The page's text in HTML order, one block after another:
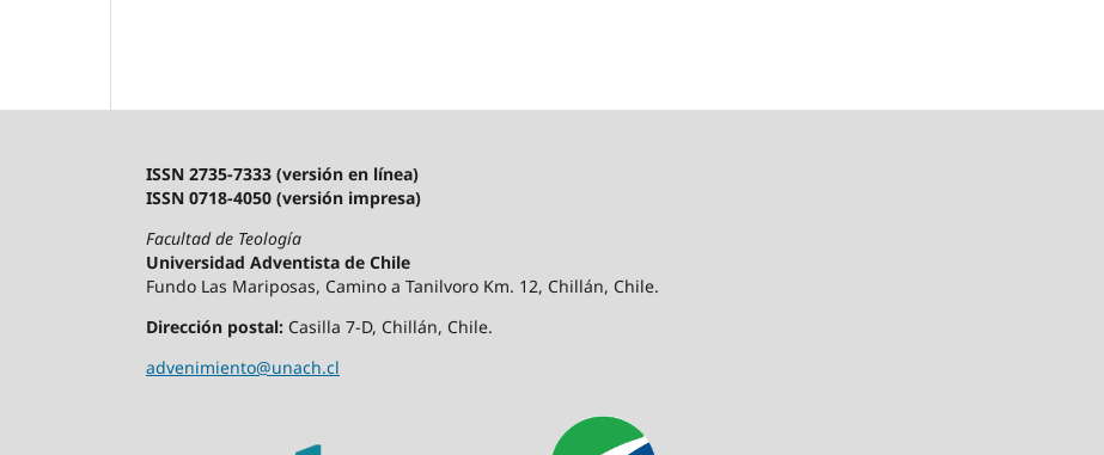
ISSN 2735-7333 (versión en línea)
ISSN 0718-4050 (versión impresa)
Facultad de Teología
Universidad Adventista de Chile
Fundo Las Mariposas, Camino a Tanilvoro Km. 12, Chillán, Chile.
Dirección postal: Casilla 7-D, Chillán, Chile.
advenimiento@unach.cl